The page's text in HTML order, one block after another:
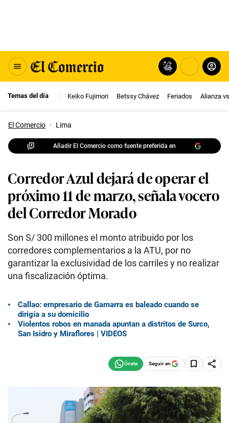
Temas del día Keiko Fujimori Betssy Chávez Feriados Alianza
El Comercio · Lima
Añadir El Comercio como fuente preferida en
Corredor Azul dejará de operar el
próximo 11 de marzo, señala vocero
del Corredor Morado
Son S/ 300 millones el monto atribuido por los
corredores complementarios a la ATU, por no
garantizar la exclusividad de los carriles y no realizar
una fiscalización óptima.
Callao: empresario de Gamarra es baleado cuando se
dirigía a su domicilio
Violentos robos en manada apuntan a distritos de Surco,
San Isidro y Miraflores | VIDEOS
Seguir en